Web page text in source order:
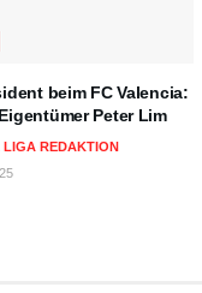
beim FC Valencia:
Peter Lim
LIGA REDAKTION